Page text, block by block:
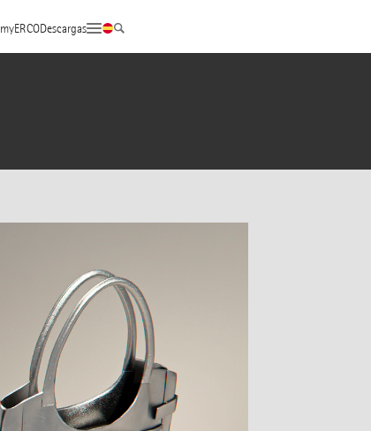
myERCODescargas